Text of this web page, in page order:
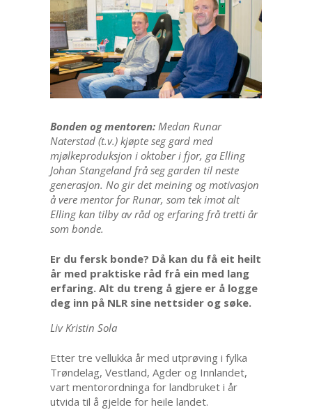
Bonden og mentoren:Medan Runar
Naterstad (t.v.) kjøpte seg gard med
mjølkeproduksjon i oktober i fjor, ga Elling
Johan Stangeland frå seg garden til neste
generasjon. No gir det meining og motivasjon
å vere mentor for Runar, som tek imot alt
Elling kan tilby av råd og erfaring frå tretti år
som bonde.
Er du fersk bonde? Då kan du få eit heilt
år med praktiske råd frå ein med lang
erfaring. Alt du treng å gjere er å logge
deg inn på NLR sine nettsider og søke.
Liv Kristin Sola
Etter tre vellukka år med utprøving i fylka
Trøndelag, Vestland, Agder og Innlandet,
vart mentorordninga for landbruket i år
utvida til å gjelde for heile landet.